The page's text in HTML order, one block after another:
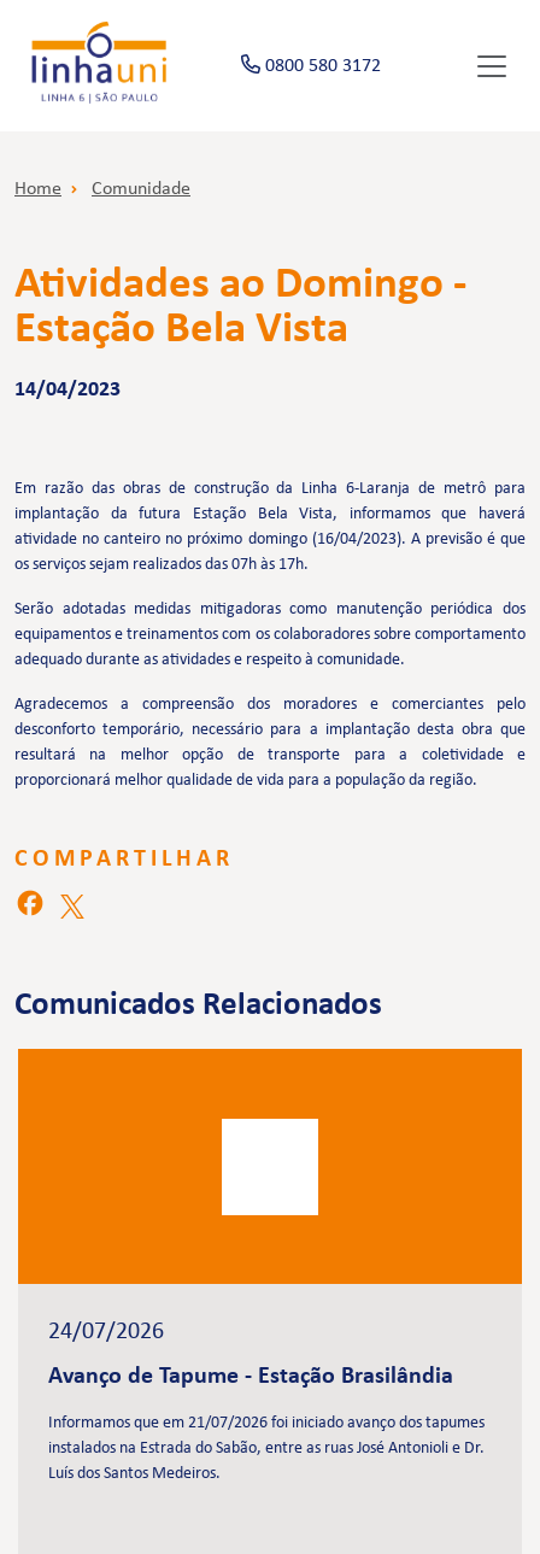
0800 580 3172
Home Comunidade
Atividades ao Domingo -
Estação Bela Vista
14/04/2023
Em razão das obras de construção da Linha 6-Laranja de metrô para
implantação da futura Estação Bela Vista, informamos que haverá
atividade no canteiro no próximo domingo (16/04/2023). A previsão é que
os serviços sejam realizados das 07h às 17h.
Serão adotadas medidas mitigadoras como manutenção periódica dos
equipamentos e treinamentos com os colaboradores sobre comportamento
adequado durante as atividades e respeito à comunidade.
Agradecemos a compreensão dos moradores e comerciantes pelo
desconforto temporário, necessário para a implantação desta obra que
resultará na melhor opção de transporte para a coletividade e
proporcionará melhor qualidade de vida para a população da região.
COMPARTILHAR
Comunicados Relacionados
24/07/2026
Avanço de Tapume - Estação Brasilândia
Informamos que em 21/07/2026 foi iniciado avanço dos tapumes
instalados na Estrada do Sabão, entre as ruas José Antonioli e Dr.
Luís dos Santos Medeiros.